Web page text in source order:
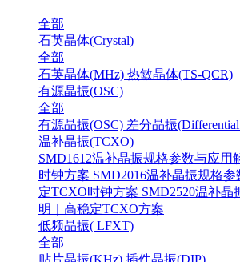
全部
石英晶体(Crystal)
全部
石英晶体(MHz) 热敏晶体(TS-QCR)
有源晶振(OSC)
全部
有源晶振(OSC) 差分晶振
温补晶振(TCXO)
SMD1612温补晶振规格参数与应用
时钟方案 SMD2016温补晶振规格
定TCXO时钟方案 SMD2520温补
明｜高稳定TCXO方案
低频晶振( LFXT)
全部